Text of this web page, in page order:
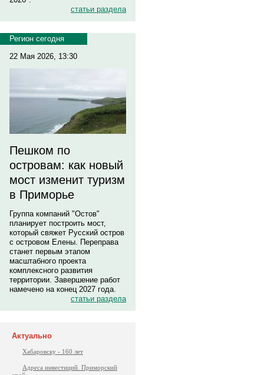
статьи раздела
Регион сегодня
22 Мая 2026, 13:30
Пешком по
островам: как новый
мост изменит туризм
в Приморье
Группа компаний "Остов"
планирует построить мост,
который свяжет Русский остров
с островом Елены. Переправа
станет первым этапом
масштабного проекта
комплексного развития
территории. Завершение работ
намечено на конец 2027 года.
статьи раздела
Актуально
Хабаровску - 160 лет
Адреса инвестиций. Приморский